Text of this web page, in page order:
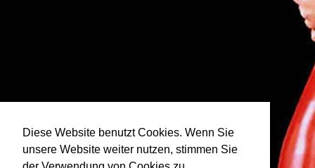
Diese Website benutzt Cookies. Wenn Sie
unsere Website weiter nutzen, stimmen Sie